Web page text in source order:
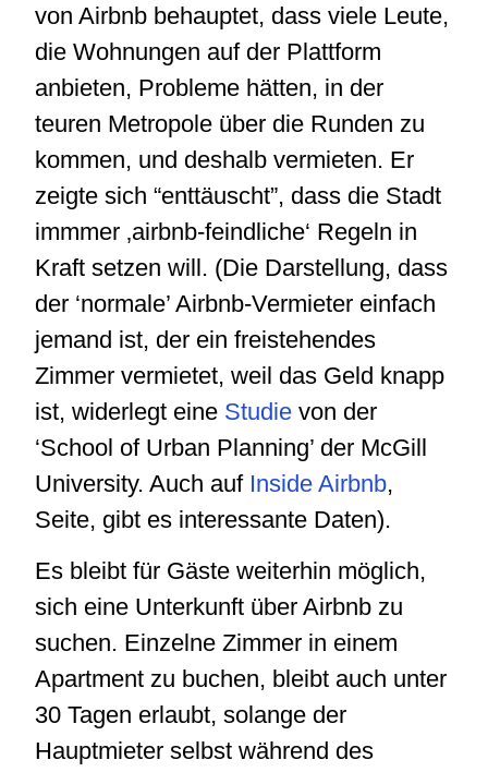
von Airbnb behauptet, dass viele Leute,
die Wohnungen auf der Plattform
anbieten, Probleme hätten, in der
teuren Metropole über die Runden zu
kommen, und deshalb vermieten. Er
zeigte sich “enttäuscht”, dass die Stadt
immmer ‚airbnb-feindliche‘ Regeln in
Kraft setzen will. (Die Darstellung, dass
der ‘normale’ Airbnb-Vermieter einfach
jemand ist, der ein freistehendes
Zimmer vermietet, weil das Geld knapp
ist, widerlegt eine Studie von der
‘School of Urban Planning’ der McGill
University. Auch auf Inside Airbnb,
Seite, gibt es interessante Daten).
Es bleibt für Gäste weiterhin möglich,
sich eine Unterkunft über Airbnb zu
suchen. Einzelne Zimmer in einem
Apartment zu buchen, bleibt auch unter
30 Tagen erlaubt, solange der
Hauptmieter selbst während des